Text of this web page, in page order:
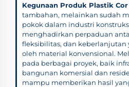
Kegunaan Produk Plastik Cor
tambahan, melainkan sudah
pokok dalam industri
menghadirkan perpaduan
fleksibilitas, dan
oleh material konvensional.
pada berbagai proyek, baik
bangunan komersial dan
mampu memberikan hasil